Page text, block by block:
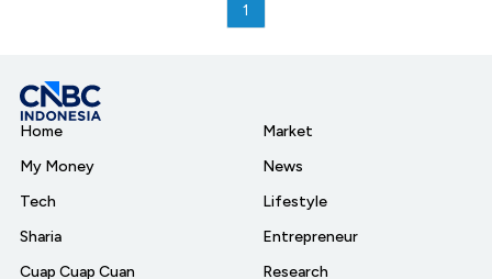
1
Home
My Money
Tech
Sharia
Cuap Cuap Cuan
Market
News
Lifestyle
Entrepreneur
Research